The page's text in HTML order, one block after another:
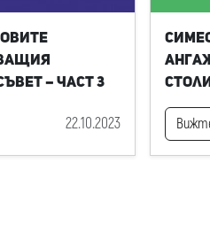
– част 3
22.10.2023